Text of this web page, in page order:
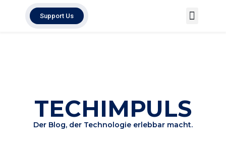
Support Us
TECHIMPULS
Der Blog, der Technologie erlebbar macht.